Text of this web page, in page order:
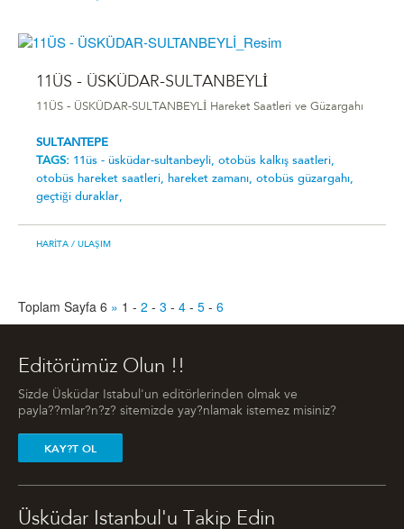
11ÜS - ÜSKÜDAR-SULTANBEYLİ
11ÜS - ÜSKÜDAR-SULTANBEYLİ Hareket Saatleri ve Güzargahı
SULTANTEPE
TAGS: 11üs - üsküdar-sultanbeyli̇, otobüs kalkış saatleri,
otobüs hareket saatleri, hareket zamanı, otobüs güzargahı,
geçtiği duraklar,
HARITA / ULAŞIM
Toplam Sayfa 6 » 1 - 2 - 3 - 4 - 5 - 6
Editörümüz Olun !!
Sizde Üsküdar Istabul'un editörlerinden olmak ve
payla??mlar?n?z? sitemizde yay?nlamak istemez misiniz?
KAY?T OL
Üsküdar Istanbul'u Takip Edin